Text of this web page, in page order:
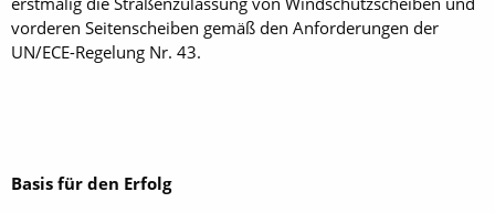
vorderen Seitenscheiben gemäß den Anforderungen der
UN/ECE-Regelung Nr. 43.
Basis für den Erfolg